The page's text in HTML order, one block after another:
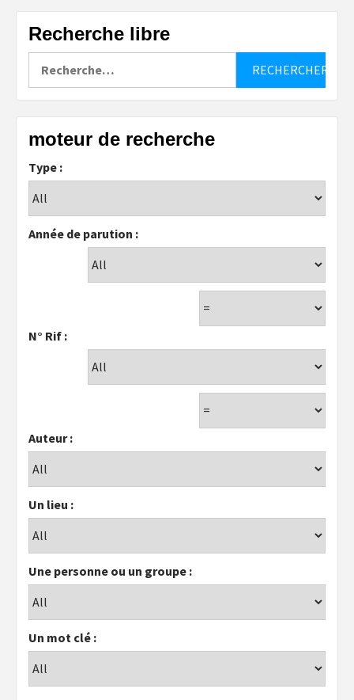
Recherche libre
moteur de recherche
Type :
Année de parution :
N° Rif :
Auteur :
Un lieu :
Une personne ou un groupe :
Un mot clé :